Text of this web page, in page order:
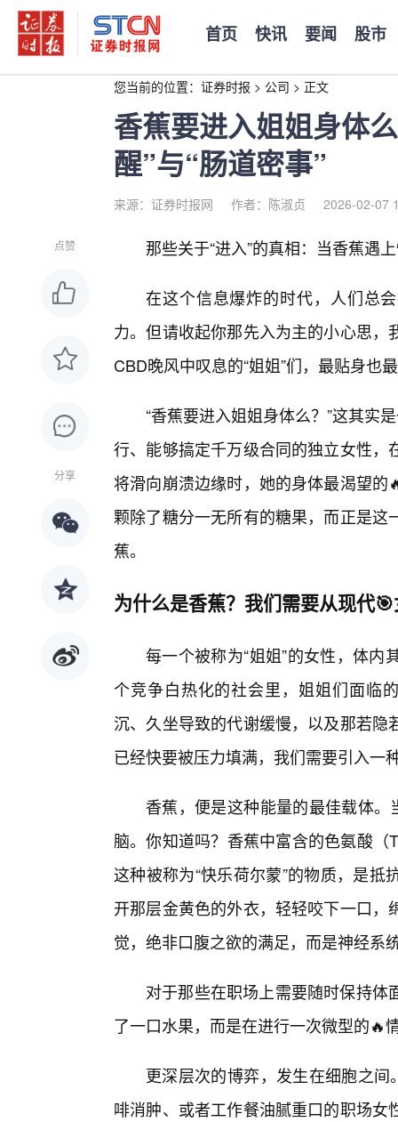
首页 快讯 要闻 股市
您当前的位置： 证券时报 > 公司 > 正文
香蕉要进入姐姐身体
醒”与“肠道密事”
来源：证券时报网 作者：陈淑贞 2026-02-07
点赞
分享
那些关于“进入”的真相：当香蕉遇
在这个信息爆炸的时代，人们总
力。但请收起你那先入为主的小心思
CBD晚风中叹息的“姐姐”们，最贴身也
“香蕉要进入姐姐身体么？”这其实
行、能够搞定千万级合同的独立女性
将滑向崩溃边缘时，她的身体最渴望
颗除了糖分一无所有的糖果，而正是
蕉。
为什么是香蕉？我们需要从现代
每一个被称为“姐姐”的女性，体
个竞争白热化的社会里，姐姐们面临
沉、久坐导致的代谢缓慢，以及那若
已经快要被压力填满，我们需要引入一
香蕉，便是这种能量的最佳载体。
脑。你知道吗？香蕉中富含的色氨酸
这种被称为“快乐荷尔蒙”的物质，是
开那层金黄色的外衣，轻轻咬下一口
觉，绝非口腹之欲的满足，而是神经系
对于那些在职场上需要随时保持
了一口水果，而是在进行一次微型的🔥
更深层次的博弈，发生在细胞之间
啡消肿、或者工作餐油腻重口的职场